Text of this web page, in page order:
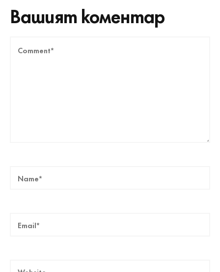
Вашият коментар